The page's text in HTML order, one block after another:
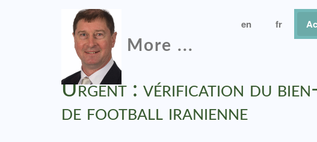
More ...
en fr
Urgent : vérification du
de football iranienne